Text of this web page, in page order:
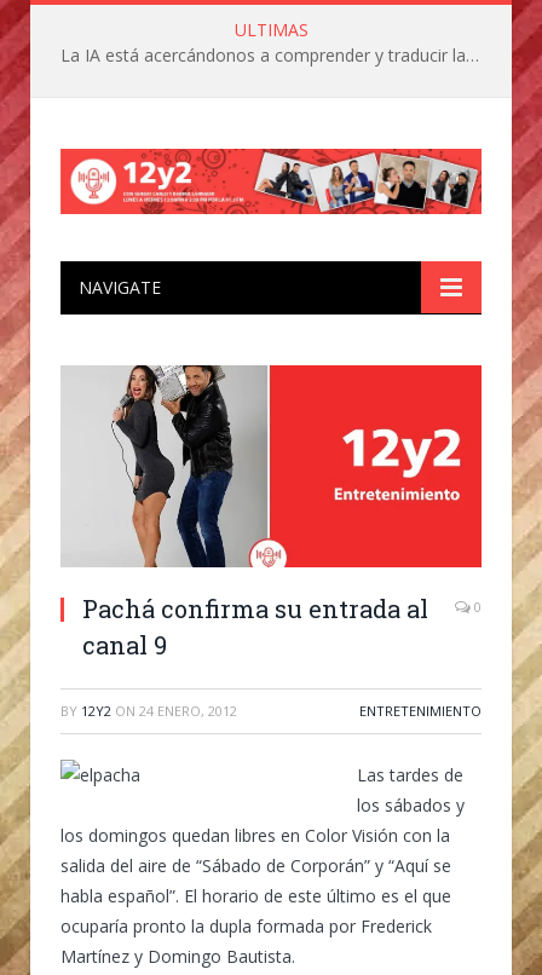
ULTIMAS
La IA está acercándonos a comprender y traducir las vocalizaciones y comportamientos de nuestras mascotas
NAVIGATE
Pachá confirma su entrada al
canal 9
0
BY 12Y2 ON 24 ENERO, 2012 ENTRETENIMIENTO
Las tardes de
los sábados y
los domingos quedan libres en Color Visión con la
salida del aire de “Sábado de Corporán” y “Aquí se
habla español”. El horario de este último es el que
ocuparía pronto la dupla formada por Frederick
Martínez y Domingo Bautista.